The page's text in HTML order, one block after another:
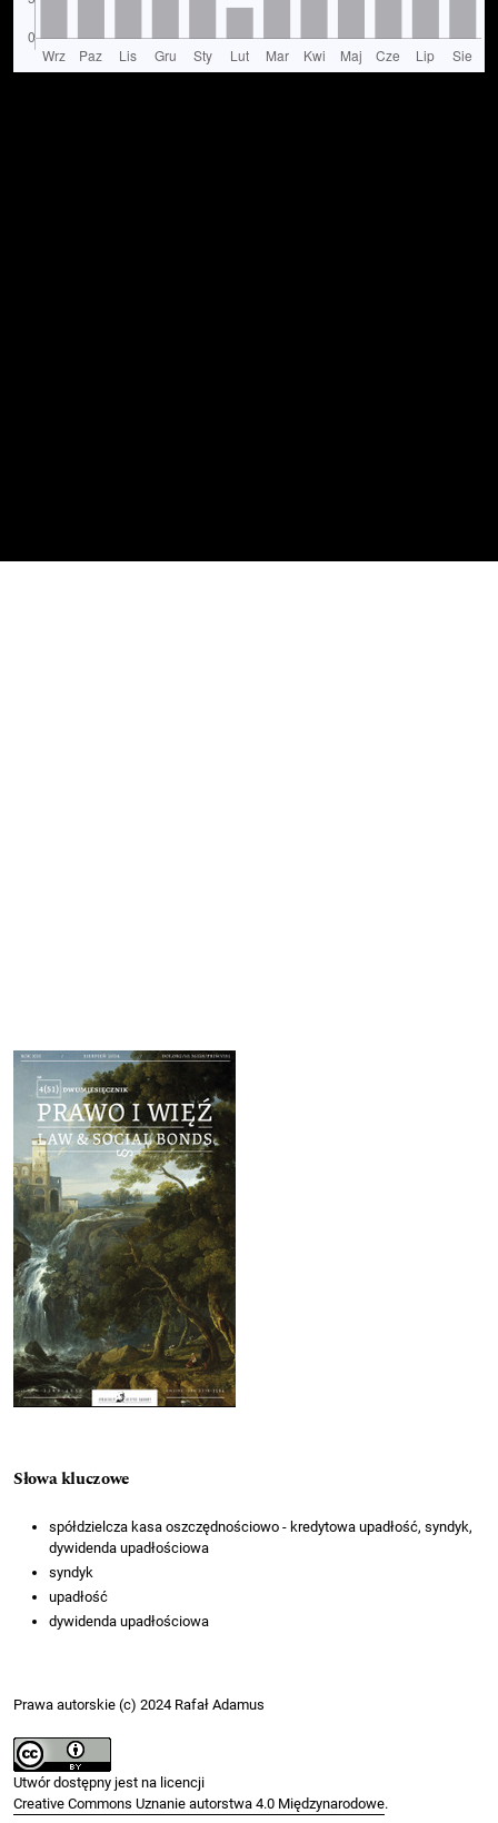
Cover image
Słowa kluczowe
spółdzielcza kasa oszczędnościowo - kredytowa upadłość, syndyk,
dywidenda upadłościowa
syndyk
upadłość
dywidenda upadłościowa
Prawa autorskie (c) 2024 Rafał Adamus
Utwór dostępny jest na licencji
Creative Commons Uznanie autorstwa 4.0 Międzynarodowe.